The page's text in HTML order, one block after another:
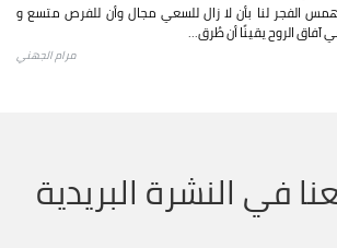
الفجر لنا بأن لا زال للسعي مجال وأن للفرص متسع و
آفاق الروح يقينًا أن طُرق...
مرام الجهني
في النشرة البريدية